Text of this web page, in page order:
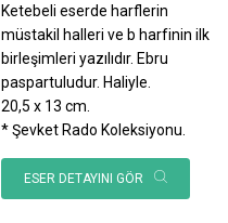
Ketebeli eserde harflerin
müstakil halleri ve b harfinin ilk
birleşimleri yazılıdır. Ebru
paspartuludur. Haliyle.
20,5 x 13 cm.
* Şevket Rado Koleksiyonu.
ESER DETAYINI GÖR